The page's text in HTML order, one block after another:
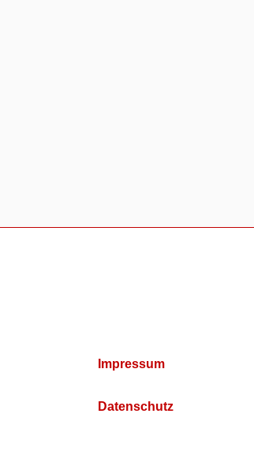
Impressum
Datenschutz